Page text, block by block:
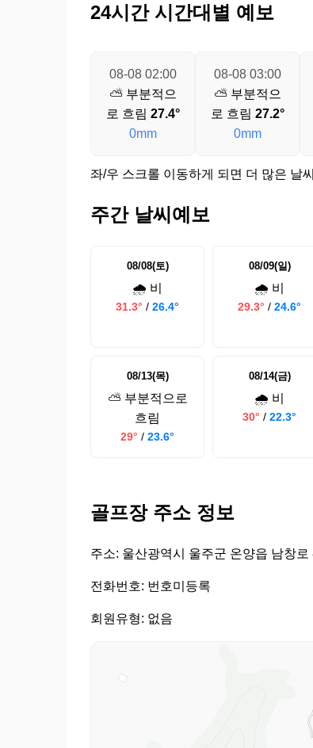
24시간 시간대별 예보
08-08 02:00
⛅ 부분적으
로 흐림 27.4°
0mm
08-08 03:00
⛅ 부분적으
로 흐림 27.2°
0mm
좌/우 스크롤 이동하게 되면 더 많은 날
주간 날씨예보
08/08(토)
🌧️ 비
31.3° / 26.4°
08/09(일)
🌧️ 비
29.3° / 24.6°
08/13(목)
⛅ 부분적으로
흐림
29° / 23.6°
08/14(금)
🌧️ 비
30° / 22.3°
골프장 주소 정보
주소: 울산광역시 울주군 온양읍 남창로
전화번호: 번호미등록
회원유형: 없음